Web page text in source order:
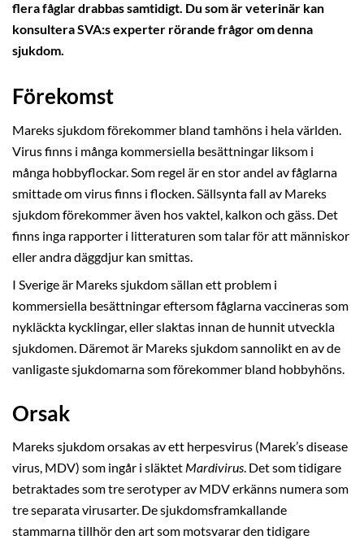
flera fåglar drabbas samtidigt. Du som är veterinär kan
konsultera SVA:s experter rörande frågor om denna
sjukdom.
Förekomst
Mareks sjukdom förekommer bland tamhöns i hela världen.
Virus finns i många kommersiella besättningar liksom i
många hobbyflockar. Som regel är en stor andel av fåglarna
smittade om virus finns i flocken. Sällsynta fall av Mareks
sjukdom förekommer även hos vaktel, kalkon och gäss. Det
finns inga rapporter i litteraturen som talar för att människor
eller andra däggdjur kan smittas.
I Sverige är Mareks sjukdom sällan ett problem i
kommersiella besättningar eftersom fåglarna vaccineras som
nykläckta kycklingar, eller slaktas innan de hunnit utveckla
sjukdomen. Däremot är Mareks sjukdom sannolikt en av de
vanligaste sjukdomarna som förekommer bland hobbyhöns.
Orsak
Mareks sjukdom orsakas av ett herpesvirus (Marek’s disease
virus, MDV) som ingår i släktet Mardivirus. Det som tidigare
betraktades som tre serotyper av MDV erkänns numera som
tre separata virusarter. De sjukdomsframkallande
stammarna tillhör den art som motsvarar den tidigare